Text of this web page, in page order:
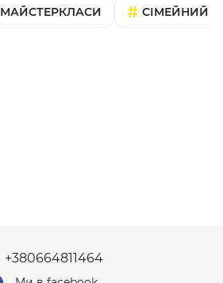
МАЙСТЕРКЛАСИ СІМЕЙНИЙ
+380664811464